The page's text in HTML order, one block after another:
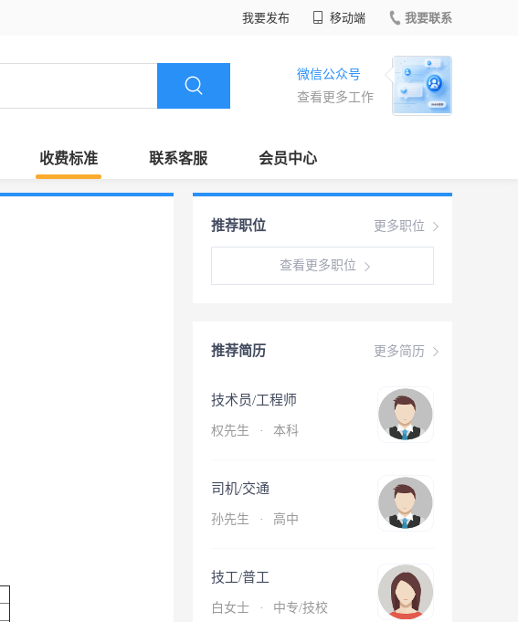
我要发布 移动端 我要联系
微信公众号
查看更多工作
收费标准 联系客服 会员中心
更多职位
推荐职位
查看更多职位
更多简历
推荐简历
技术员/工程师
权先生 · 本科
司机/交通
孙先生 · 高中
技工/普工
白女士 · 中专/技校